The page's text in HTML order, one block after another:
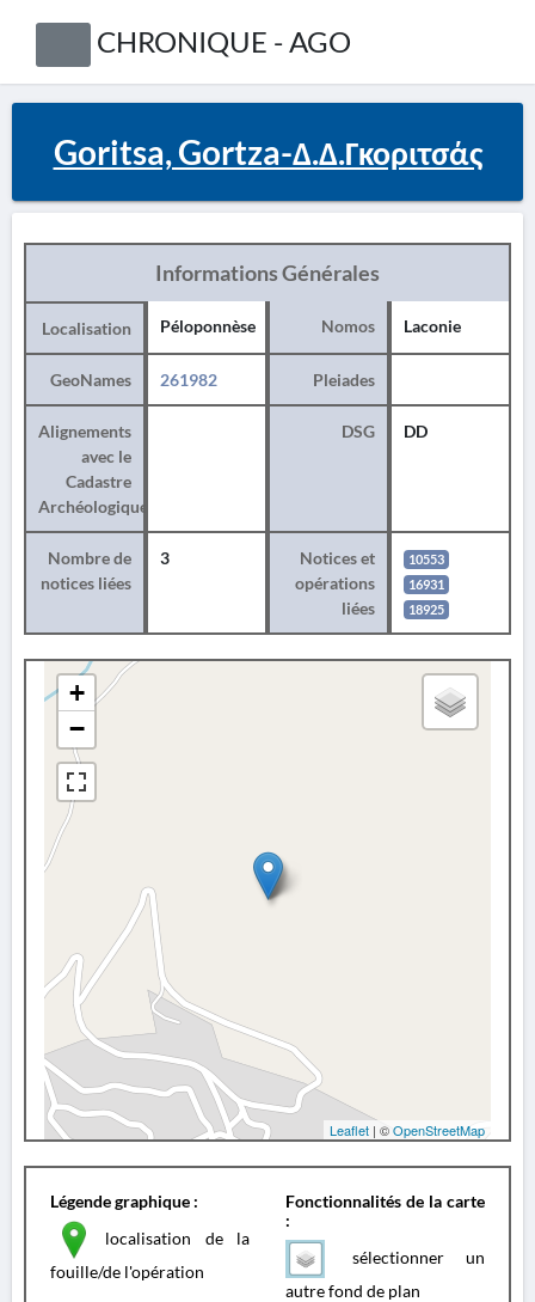
CHRONIQUE - AGO
Goritsa, Gortza-Δ.Δ.Γκοριτσάς
Informations Générales
Localisation Péloponnèse Nomos Laconie
GeoNames 261982 Pleiades
Alignements
avec le
Cadastre
Archéologique
DSG DD
Nombre de
notices liées
3
Notices et
opérations
liées
10553
16931
18925
+
−
Leaflet | ©OpenStreetMap
Légende graphique :
localisation de la
fouille/de l'opération
Fonctionnalités de la carte
:
sélectionner un
autre fond de plan